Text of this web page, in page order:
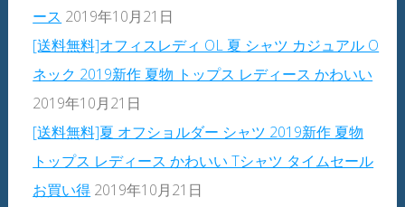
ース 2019年10月21日
[送料無料]オフィスレディ OL 夏 シャツ カジュアル O
ネック 2019新作 夏物 トップス レディース かわいい
2019年10月21日
[送料無料]夏 オフショルダー シャツ 2019新作 夏物
トップス レディース かわいい Tシャツ タイムセール
お買い得 2019年10月21日